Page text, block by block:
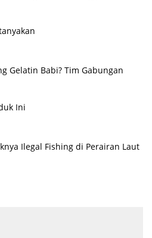
Gelatin Babi? Tim Gabungan
Ini
Ilegal Fishing di Perairan Laut